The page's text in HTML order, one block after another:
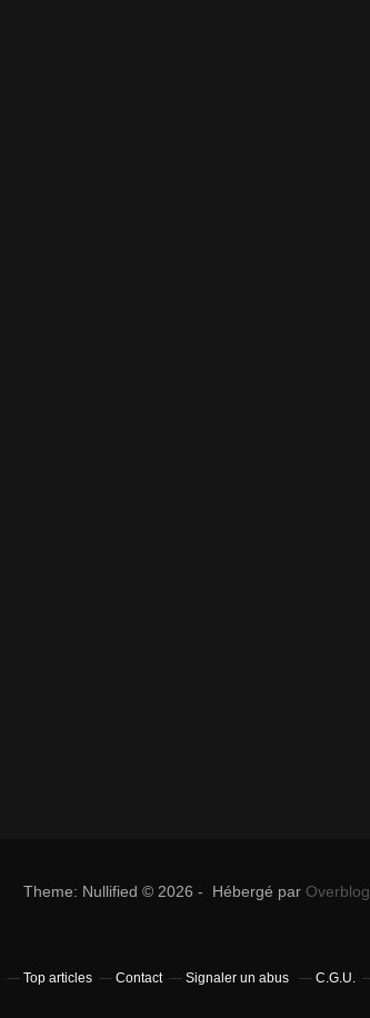
Theme: Nullified © 2026 - Hébergé par Overblog
Top articles Contact Signaler un abus C.G.U.